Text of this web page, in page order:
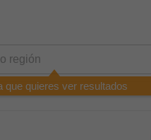
que quieres ver resultados